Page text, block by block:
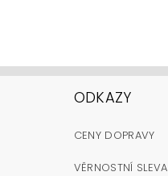
ODKAZY
CENY DOPRAVY
VĚRNOSTNÍ SLEVA